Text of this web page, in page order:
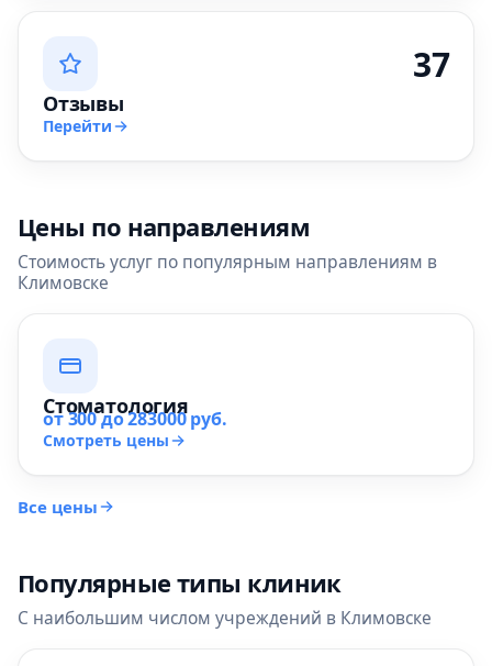
37
Отзывы
Перейти
Цены по направлениям
Стоимость услуг по популярным направлениям в
Климовске
Стоматология
от 300 до 283000 руб.
Смотреть цены
Все цены
Популярные типы клиник
С наибольшим числом учреждений в Климовске